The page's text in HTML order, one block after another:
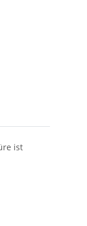
ist